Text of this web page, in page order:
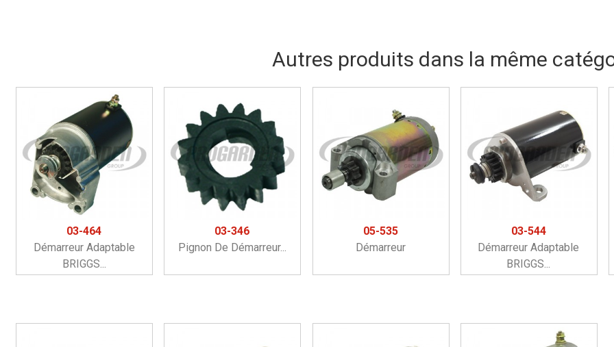
Autres produits dans la même
03-464
Démarreur Adaptable
BRIGGS...
03-346
Pignon De Démarreur...
05-535
Démarreur
03-544
Démarreur Adaptable
BRIGGS...